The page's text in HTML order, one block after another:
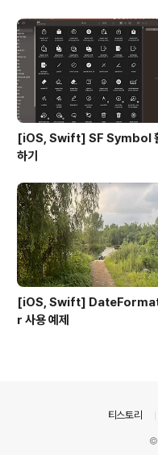
[iOS, Swift] SF Symbol
하기
[iOS, Swift]
r 사용 예제
티스토리
©